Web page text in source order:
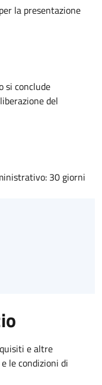
la presentazione
si conclude
del
30 giorni
e altre
le condizioni di